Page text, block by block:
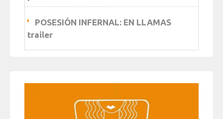
POSESIÓN INFERNAL: EN LLAMAS
trailer